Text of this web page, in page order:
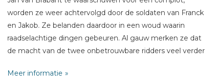
worden ze weer achtervolgd door de soldaten van Franck
en Jakob. Ze belanden daardoor in een woud waarin
raadselachtige dingen gebeuren. Al gauw merken ze dat
de macht van de twee onbetrouwbare ridders veel verder
potsenmaker op de jaarmarkt in Turnhout die zich Nando
Meer informatie